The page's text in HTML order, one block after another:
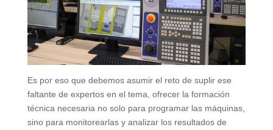
Es por eso que debemos asumir el reto de suplir ese
faltante de expertos en el tema, ofrecer la formación
técnica necesaria no solo para programar las máquinas,
sino para monitorearlas y analizar los resultados de